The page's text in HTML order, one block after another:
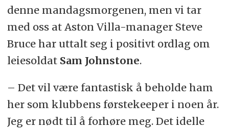
denne mandagsmorgenen, men vi tar
med oss at Aston Villa-manager Steve
Bruce har uttalt seg i positivt ordlag om
leiesoldat Sam Johnstone.
– Det vil være fantastisk å beholde ham
her som klubbens førstekeeper i noen år.
Jeg er nødt til å forhøre meg. Det idelle